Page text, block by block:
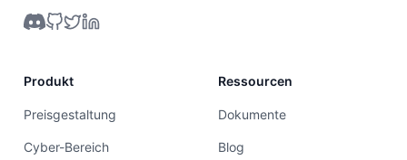
Produkt
Preisgestaltung
Cyber-Bereich
Ressourcen
Dokumente
Blog